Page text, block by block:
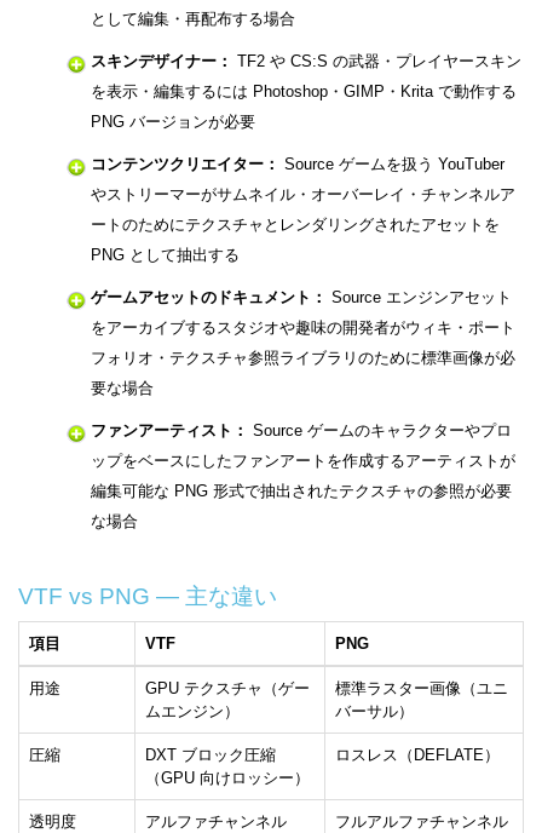
として編集・再配布する場合
スキンデザイナー： TF2 や CS:S の武器・プレイヤースキン
を表示・編集するには Photoshop・GIMP・Krita で動作する
PNG バージョンが必要
コンテンツクリエイター： Source ゲームを扱う YouTuber
やストリーマーがサムネイル・オーバーレイ・チャンネルア
ートのためにテクスチャとレンダリングされたアセットを
PNG として抽出する
ゲームアセットのドキュメント： Source エンジンアセット
をアーカイブするスタジオや趣味の開発者がウィキ・ポート
フォリオ・テクスチャ参照ライブラリのために標準画像が必
要な場合
ファンアーティスト： Source ゲームのキャラクターやプロ
ップをベースにしたファンアートを作成するアーティストが
編集可能な PNG 形式で抽出されたテクスチャの参照が必要
な場合
VTF vs PNG — 主な違い
項目 VTF PNG
用途
GPU テクスチャ（ゲー
ムエンジン）
標準ラスター画像（ユニ
バーサル）
圧縮
DXT ブロック圧縮
（GPU 向けロッシー）
ロスレス（DEFLATE）
透明度 アルファチャンネル フルアルファチャンネル